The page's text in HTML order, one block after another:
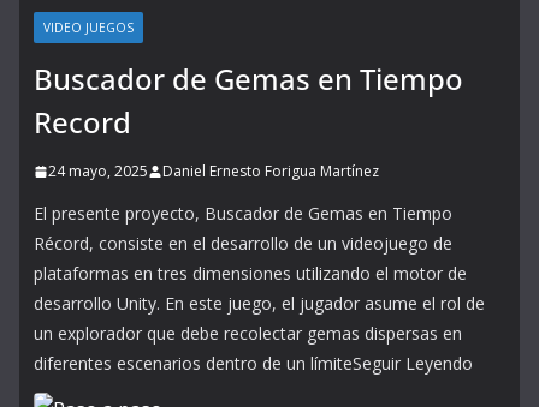
VIDEO JUEGOS
Buscador de Gemas en Tiempo
Record
24 mayo, 2025 Daniel Ernesto Forigua Martínez
El presente proyecto, Buscador de Gemas en Tiempo
Récord, consiste en el desarrollo de un videojuego de
plataformas en tres dimensiones utilizando el motor de
desarrollo Unity. En este juego, el jugador asume el rol de
un explorador que debe recolectar gemas dispersas en
diferentes escenarios dentro de un límiteSeguir Leyendo